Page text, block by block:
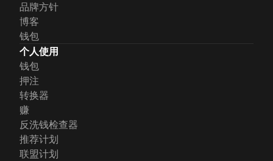
品牌方针
博客
钱包
个人使用
钱包
押注
转换器
赚
反洗钱检查器
推荐计划
联盟计划